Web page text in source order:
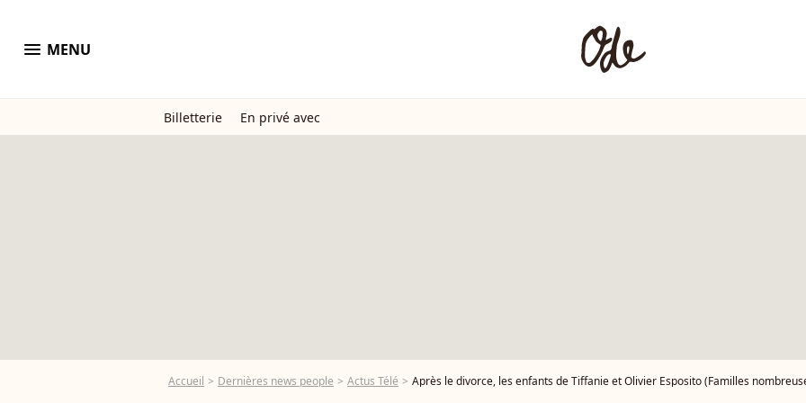
menu MENU
Billetterie En privé avec
Accueil Dernières news people Actus Télé Après le divorce, les enfants de Tiffanie et Olivier Esposito (Familles nombreuses)